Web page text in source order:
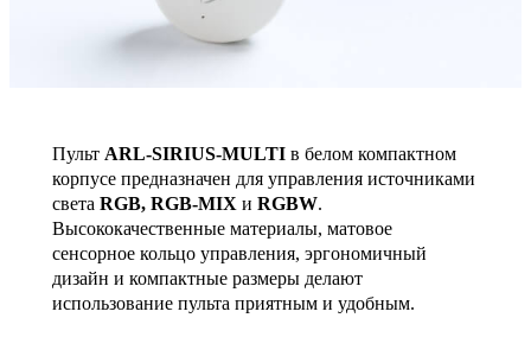
Пульт ARL-SIRIUS-MULTI в белом компактном
корпусе предназначен для управления источниками
света RGB, RGB-MIX и RGBW.
Высококачественные материалы, матовое
сенсорное кольцо управления, эргономичный
дизайн и компактные размеры делают
использование пульта приятным и удобным.